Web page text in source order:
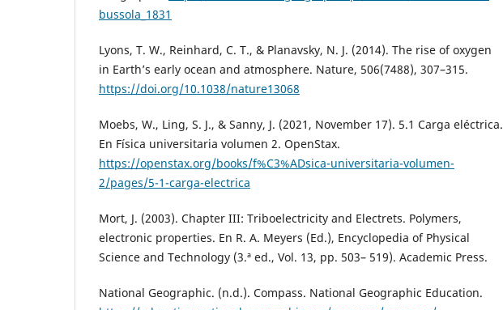
bussola_1831
Lyons, T. W., Reinhard, C. T., & Planavsky, N. J. (2014). The rise of oxygen
in Earth’s early ocean and atmosphere. Nature, 506(7488), 307–315.
https://doi.org/10.1038/nature13068
Moebs, W., Ling, S. J., & Sanny, J. (2021, November 17). 5.1 Carga eléctrica.
En Física universitaria volumen 2. OpenStax.
https://openstax.org/books/f%C3%ADsica-universitaria-volumen-
2/pages/5-1-carga-electrica
Mort, J. (2003). Chapter III: Triboelectricity and Electrets. Polymers,
electronic properties. En R. A. Meyers (Ed.), Encyclopedia of Physical
Science and Technology (3.ª ed., Vol. 13, pp. 503– 519). Academic Press.
National Geographic. (n.d.). Compass. National Geographic Education.